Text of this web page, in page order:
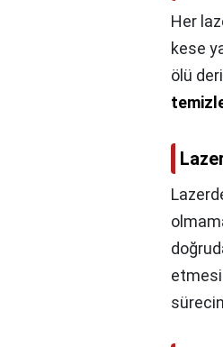
Her
kese
ölü